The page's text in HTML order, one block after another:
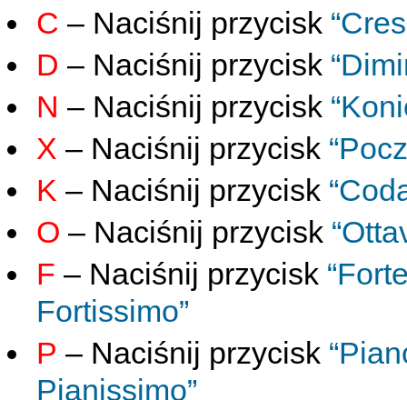
C – Naciśnij przycisk
D – Naciśnij przycisk
N – Naciśnij przycisk
X – Naciśnij przycisk
K – Naciśnij przycisk
O – Naciśnij przycisk
F – Naciśnij przycisk
Fortissimo”
P – Naciśnij przycisk
Pianissimo”